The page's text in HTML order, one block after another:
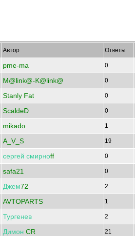
Автор Ответы
pme-ma 0
M@link@-K@link@ 0
Stanly Fat 0
ScaldeD 0
mikado 1
A_V_S 19
сергей смирноff 0
safa21 0
Джем72 2
AVTOPARTS 1
Тургенев 2
Димон CR 21